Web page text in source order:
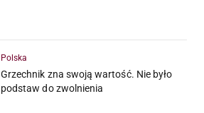
Polska
Grzechnik zna swoją wartość. Nie było
podstaw do zwolnienia